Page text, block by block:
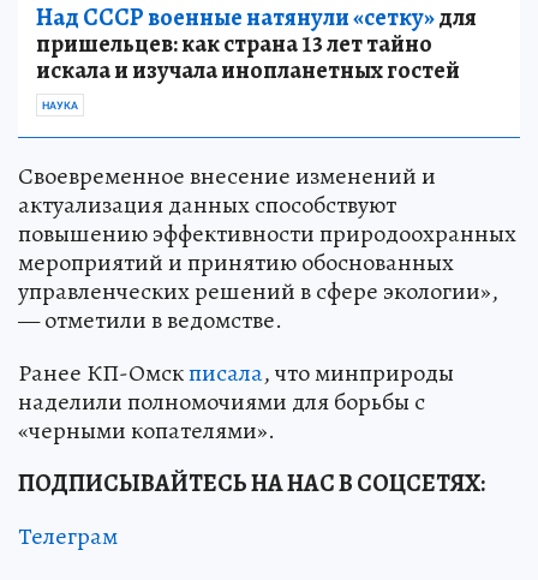
Над СССР военные натянули «сетку»для
пришельцев: как страна 13 лет тайно
искала и изучала инопланетных гостей
НАУКА
Своевременное внесение изменений и
актуализация данных способствуют
повышению эффективности природоохранных
мероприятий и принятию обоснованных
управленческих решений в сфере экологии»,
— отметили в ведомстве.
Ранее КП-Омскписала, что минприроды
наделили полномочиями для борьбы с
«черными копателями».
ПОДПИСЫВАЙТЕСЬ НА НАС В СОЦСЕТЯХ:
Телеграм